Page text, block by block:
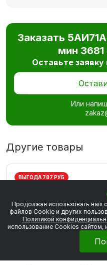
Заказать
мин
Оставьте
Или
Другие товары
ВЫГОДА 787 РУБ
Продолжая использовать наш
файлов Сookie и других
Политикой
использование Cookies сайтом,